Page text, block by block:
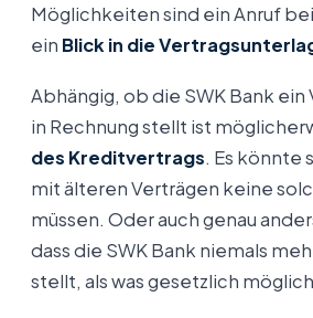
Möglichkeiten sind ein Anruf
ein Blick in die
Abhängig, ob die SWK Bank
in Rechnung stellt ist
des Kreditvertrags. Es könnte
mit älteren Verträgen keine
müssen. Oder auch genau
dass die SWK Bank niemals
stellt, als was gesetzlich